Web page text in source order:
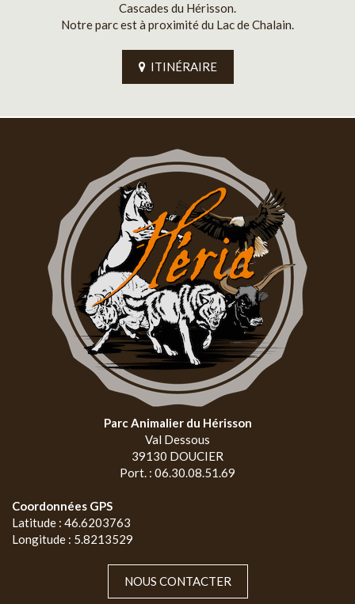
Cascades du Hérisson.
Notre parc est à proximité du Lac de Chalain.
ITINÉRAIRE
Parc Animalier du Hérisson
Val Dessous
39130 DOUCIER
Port. : 06.30.08.51.69
Coordonnées GPS
Latitude : 46.6203763
Longitude : 5.8213529
NOUS CONTACTER